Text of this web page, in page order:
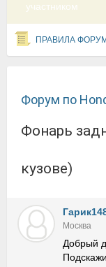
участником
ПРАВИЛА
Форум по
Фонарь задний левый(наружный, в
кузове)
Москва
Добрый